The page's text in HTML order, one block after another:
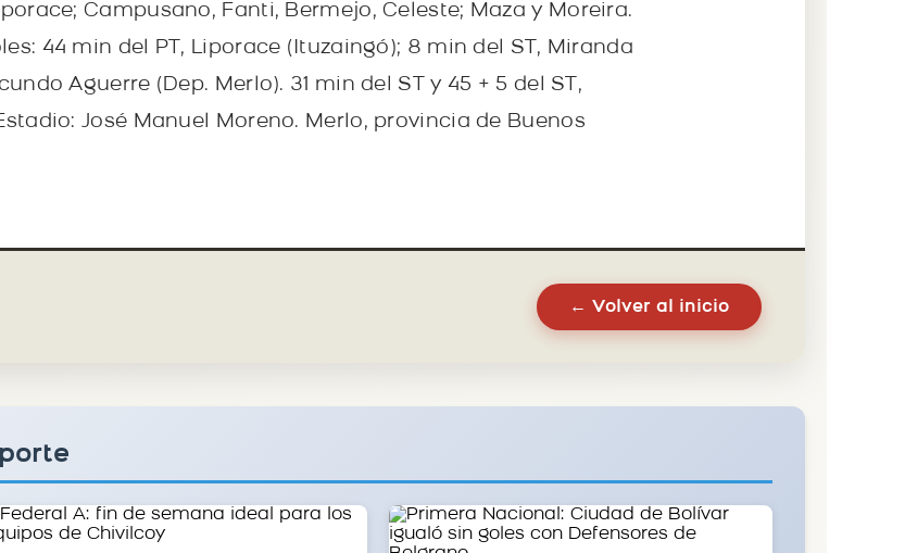
Campusano, Fanti, Bermejo, Celeste; Maza y Moreira.
44 min del PT, Liporace (Ituzaingó); 8 min del ST, Miranda
Aguerre (Dep. Merlo). 31 min del ST y 45 + 5 del ST,
José Manuel Moreno. Merlo, provincia de Buenos
← Volver al inicio